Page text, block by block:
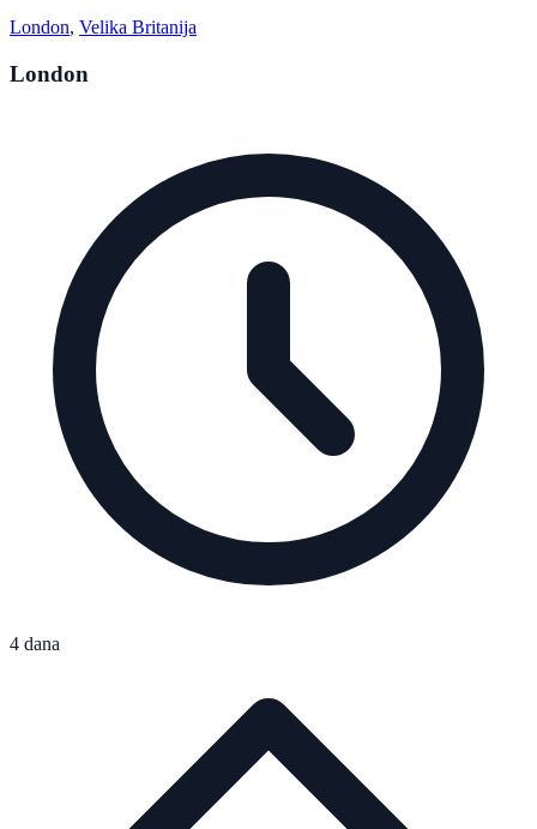
London, Velika Britanija
London
4 dana